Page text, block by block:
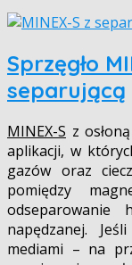
Sprzęgło
separującą
MINEX-S z
aplikacji, w
gazów oraz
pomiędzy
odseparowanie
napędzanej.
mediami – na